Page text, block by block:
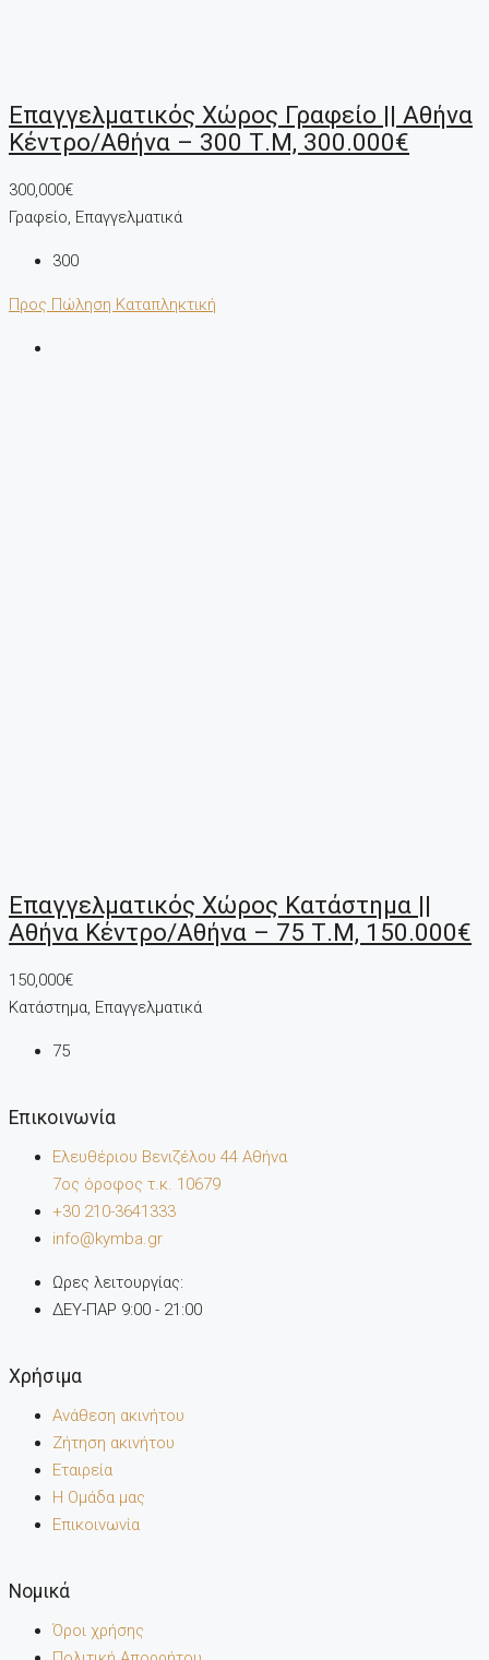
Επαγγελματικός Χώρος Γραφείο || Αθήνα
Κέντρο/Αθήνα – 300 Τ.μ, 300.000€
300,000€
Γραφείο, Επαγγελματικά
300
Προς Πώληση Καταπληκτική
Επαγγελματικός Χώρος Κατάστημα ||
Αθήνα Κέντρο/Αθήνα – 75 Τ.μ, 150.000€
150,000€
Κατάστημα, Επαγγελματικά
75
Επικοινωνία
Ελευθέριου Βενιζέλου 44 Αθήνα
7oς όροφος τ.κ. 10679
+30 210-3641333
info@kymba.gr
Ωρες λειτουργίας:
ΔΕΥ-ΠΑΡ 9:00 - 21:00
Χρήσιμα
Ανάθεση ακινήτου
Ζήτηση ακινήτου
Εταιρεία
Η Ομάδα μας
Επικοινωνία
Noμικά
Όροι χρήσης